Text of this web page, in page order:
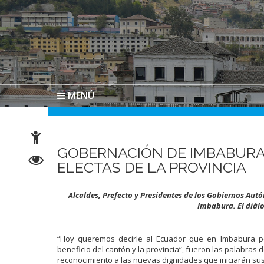
MENÚ
GOBERNACIÓN DE
ELECTAS DE LA PROVINCIA
Alcaldes, Prefecto y Presidentes de los Gobiernos
Imbabura. El
“Hoy queremos decirle al Ecuador que en
beneficio del cantón y la provincia”, fueron las
reconocimiento a las nuevas dignidades que iniciarán